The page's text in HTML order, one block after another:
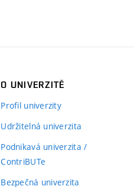
O UNIVERZITĚ
Profil univerzity
Udržitelná univerzita
Podnikavá univerzita /
ContriBUTe
Bezpečná univerzita